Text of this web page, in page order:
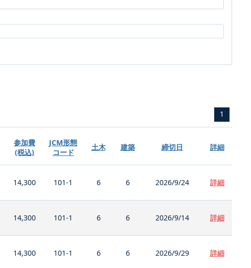
1
参加費
(税込)
JCM形態
コード
土木 建築 締切日 詳細
14,300 101-1 6 6 2026/9/24 詳細
14,300 101-1 6 6 2026/9/14 詳細
14,300 101-1 6 6 2026/9/29 詳細